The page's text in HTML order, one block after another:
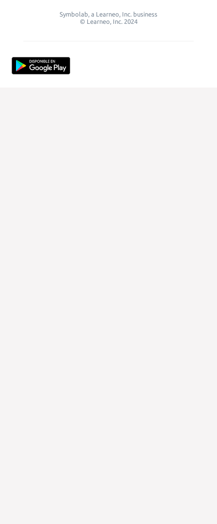
Symbolab, a Learneo, Inc. business
© Learneo, Inc. 2024